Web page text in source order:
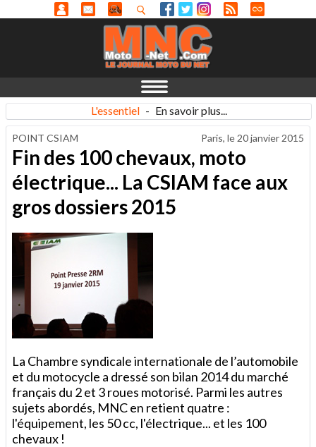
L'essentiel - En savoir plus...
POINT CSIAM Paris, le 20 janvier 2015
Fin des 100 chevaux, moto
électrique... La CSIAM face aux
gros dossiers 2015
La Chambre syndicale internationale de l’automobile
et du motocycle a dressé son bilan 2014 du marché
français du 2 et 3 roues motorisé. Parmi les autres
sujets abordés, MNC en retient quatre :
l'équipement, les 50 cc, l'électrique... et les 100
chevaux !